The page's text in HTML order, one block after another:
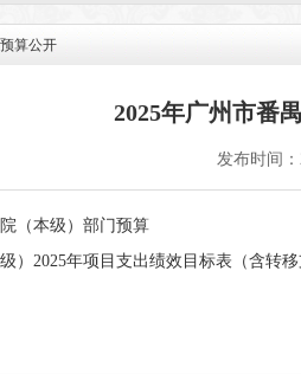
预算公开
2025年广州市番
发布时间
（本级）部门预算
）2025年项目支出绩效目标表（含转